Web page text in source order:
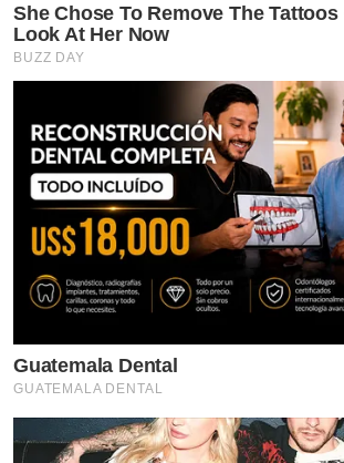
She Chose To Remove The Tattoos
Look At Her Now
BUZZ DAY
Guatemala Dental
GUATEMALA DENTAL